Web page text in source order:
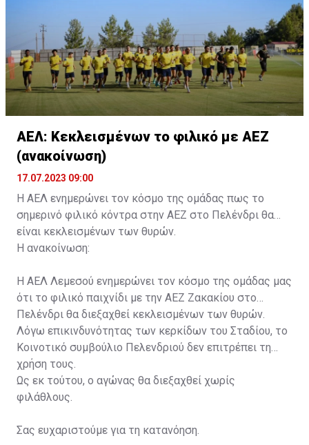
ΑΕΛ: Κεκλεισμένων το φιλικό με ΑΕΖ
(ανακοίνωση)
17.07.2023 09:00
Η ΑΕΛ ενημερώνει τον κόσμο της ομάδας πως το
σημερινό φιλικό κόντρα στην ΑΕΖ στο Πελένδρι θα
είναι κεκλεισμένων των θυρών.
Η ανακοίνωση:
Η ΑΕΛ Λεμεσού ενημερώνει τον κόσμο της ομάδας μας
ότι το φιλικό παιχνίδι με την ΑΕΖ Ζακακίου στο
Πελένδρι θα διεξαχθεί κεκλεισμένων των θυρών.
Λόγω επικινδυνότητας των κερκίδων του Σταδίου, το
Κοινοτικό συμβούλιο Πελενδριού δεν επιτρέπει τη
χρήση τους.
Ως εκ τούτου, ο αγώνας θα διεξαχθεί χωρίς
φιλάθλους.
Σας ευχαριστούμε για τη κατανόηση.